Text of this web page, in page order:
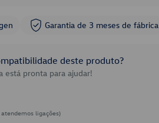
Garantia de 3 meses de fábrica
deste produto?
está pronta para ajudar!
ligações)